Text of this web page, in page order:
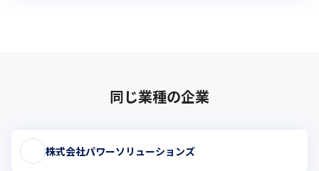
同じ業種の企業
株式会社パワーソリューションズ